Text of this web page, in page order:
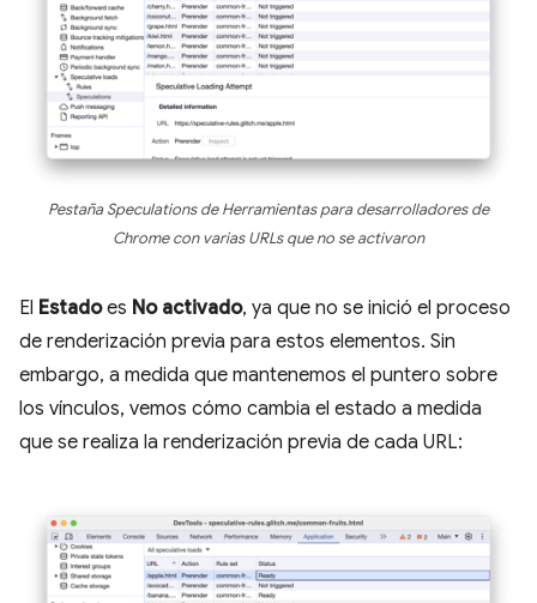
Pestaña Speculations de Herramientas para desarrolladores de
Chrome con varias URLs que no se activaron
El Estadoes No activado, ya que no se inició el proceso
de renderización previa para estos elementos. Sin
embargo, a medida que mantenemos el puntero sobre
los vínculos, vemos cómo cambia el estado a medida
que se realiza la renderización previa de cada URL: